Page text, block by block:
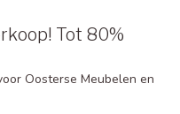
Tot 80%
Oosterse Meubelen en